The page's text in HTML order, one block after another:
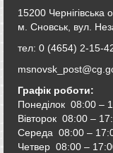
15200 Чернігівська
м. Сновськ, вул.
тел: 0 (4654) 2-15-
Графік роботи:
Понеділок 08:00 –
Вівторок 08:00 –
Середа 08:00 –
Четвер 08:00 –